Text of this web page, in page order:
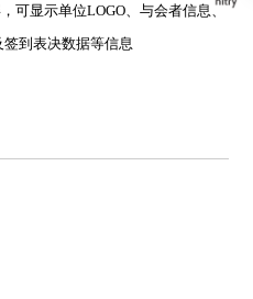
可显示单位LOGO、与会者信息、
到表决数据等信息